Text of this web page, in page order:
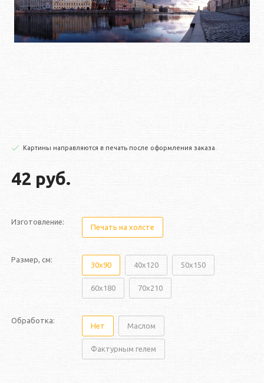
Картины направляются в печать после оформления заказа.
42 руб.
Изготовление:
Печать на холсте
Размер, см:
30x90 40x120 50x150
60x180 70x210
Обработка:
Нет Маслом
Фактурным гелем